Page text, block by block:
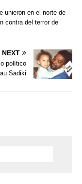
unieron en el norte de
contra del terror de
NEXT
político
Sadiki